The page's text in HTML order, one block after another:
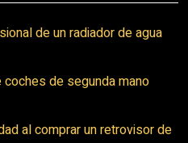
de un radiador de agua
de segunda mano
al comprar un retrovisor de